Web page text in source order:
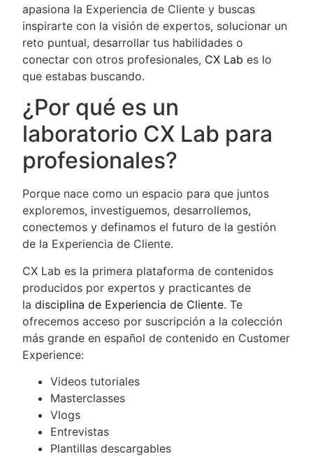
apasiona la Experiencia de Cliente y buscas
inspirarte con la visión de expertos, solucionar un
reto puntual, desarrollar tus habilidades o
conectar con otros profesionales, CX Lab es lo
que estabas buscando.
¿Por qué es un
laboratorio CX Lab para
profesionales?
Porque nace como un espacio para que juntos
exploremos, investiguemos, desarrollemos,
conectemos y definamos el futuro de la gestión
de la Experiencia de Cliente.
CX Lab es la primera plataforma de contenidos
producidos por expertos y practicantes de
la disciplina de Experiencia de Cliente. Te
ofrecemos acceso por suscripción a la colección
más grande en español de contenido en Customer
Experience:
Videos tutoriales
Masterclasses
Vlogs
Entrevistas
Plantillas descargables